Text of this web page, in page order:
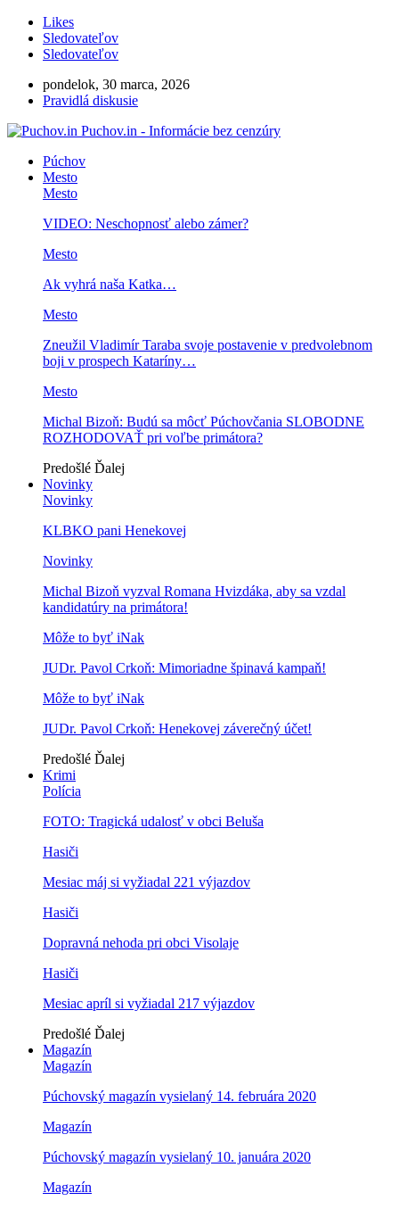
Likes
Sledovateľov
Sledovateľov
pondelok, 30 marca, 2026
Pravidlá diskusie
Puchov.in - Informácie bez cenzúry
Púchov
Mesto
Mesto
VIDEO: Neschopnosť alebo zámer?
Mesto
Ak vyhrá naša Katka…
Mesto
Zneužil Vladimír Taraba svoje postavenie v predvolebnom
boji v prospech Kataríny…
Mesto
Michal Bizoň: Budú sa môcť Púchovčania SLOBODNE
ROZHODOVAŤ pri voľbe primátora?
Predošlé Ďalej
Novinky
Novinky
KLBKO pani Henekovej
Novinky
Michal Bizoň vyzval Romana Hvizdáka, aby sa vzdal
kandidatúry na primátora!
Môže to byť iNak
JUDr. Pavol Crkoň: Mimoriadne špinavá kampaň!
Môže to byť iNak
JUDr. Pavol Crkoň: Henekovej záverečný účet!
Predošlé Ďalej
Krimi
Polícia
FOTO: Tragická udalosť v obci Beluša
Hasiči
Mesiac máj si vyžiadal 221 výjazdov
Hasiči
Dopravná nehoda pri obci Visolaje
Hasiči
Mesiac apríl si vyžiadal 217 výjazdov
Predošlé Ďalej
Magazín
Magazín
Púchovský magazín vysielaný 14. februára 2020
Magazín
Púchovský magazín vysielaný 10. januára 2020
Magazín